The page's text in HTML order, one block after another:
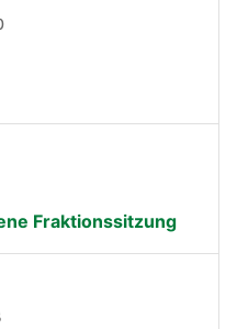
Fraktionssitzung